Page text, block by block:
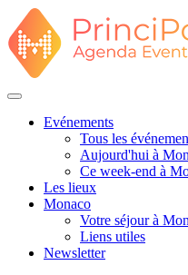
Evénements
Tous les
Aujourd'hui à
Ce week-end à
Les lieux
Monaco
Votre séjour à
Liens utiles
Newsletter